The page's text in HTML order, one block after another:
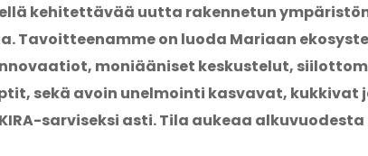
kehitettävää uutta rakennetun
Tavoitteenamme on luoda Mariaan
moniääniset keskustelut,
sekä avoin unelmointi kasvavat, kukkivat
sarviseksi asti. Tila aukeaa alkuvuodesta